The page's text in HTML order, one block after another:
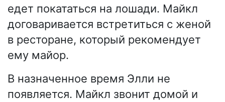
едет покататься на лошади. Майкл
договаривается встретиться с женой
в ресторане, который рекомендует
ему майор.
В назначенное время Элли не
появляется. Майкл звонит домой и